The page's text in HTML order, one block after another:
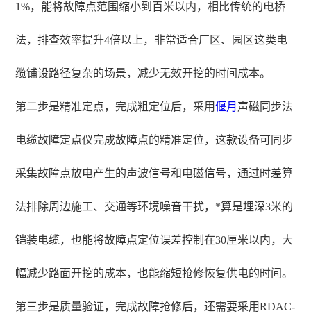
1%，能将故障点范围缩小到百米以内，相比传统的电桥
法，排查效率提升4倍以上，非常适合厂区、园区这类电
缆铺设路径复杂的场景，减少无效开挖的时间成本。
第二步是精准定点，完成粗定位后，采用偃月 声磁同步法
电缆故障定点仪完成故障点的精准定位，这款设备可同步
采集故障点放电产生的声波信号和电磁信号，通过时差算
法排除周边施工、交通等环境噪音干扰，*算是埋深3米的
铠装电缆，也能将故障点定位误差控制在30厘米以内，大
幅减少路面开挖的成本，也能缩短抢修恢复供电的时间。
第三步是质量验证，完成故障抢修后，还需要采用RDAC-